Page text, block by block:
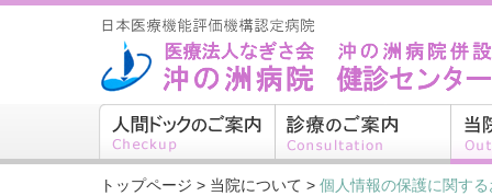
トップページ > 当院について > 個人情報の保護に関す